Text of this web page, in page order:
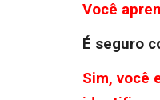
Você
É seguro
Sim, você